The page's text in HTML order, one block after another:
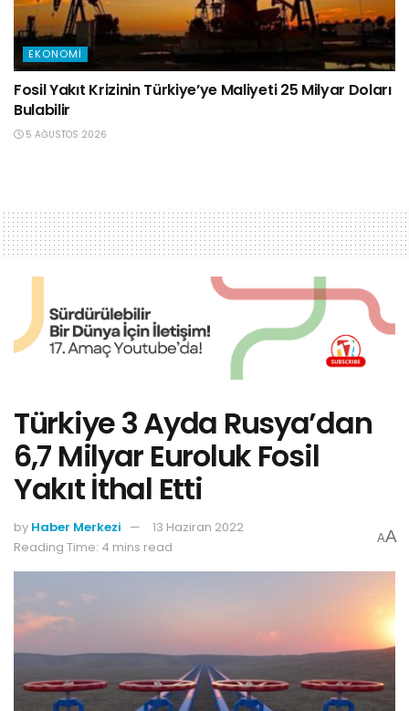
EKONOMI
Fosil Yakıt Krizinin Türkiye’ye Maliyeti 25 Milyar Doları
Bulabilir
5 AĞUSTOS 2026
Türkiye 3 Ayda Rusya’dan
6,7 Milyar Euroluk Fosil
Yakıt İthal Etti
by Haber Merkezi
13 Haziran 2022
Reading Time: 4 mins read
AA